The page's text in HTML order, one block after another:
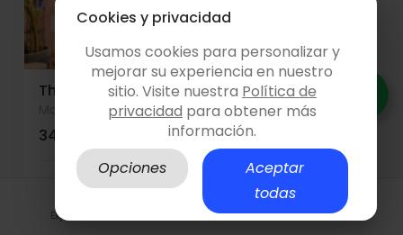
The Jungle Mansion
345.00 €/h 1 evento realizado
) 120 personas 00:00 límite
Explora Hazte anfitrión Iniciar sesión
Cookies y privacidad
Usamos cookies para personalizar y
mejorar su experiencia en nuestro
sitio. Visite nuestra Política de
privacidad para obtener más
información.
Opciones
Aceptar
todas